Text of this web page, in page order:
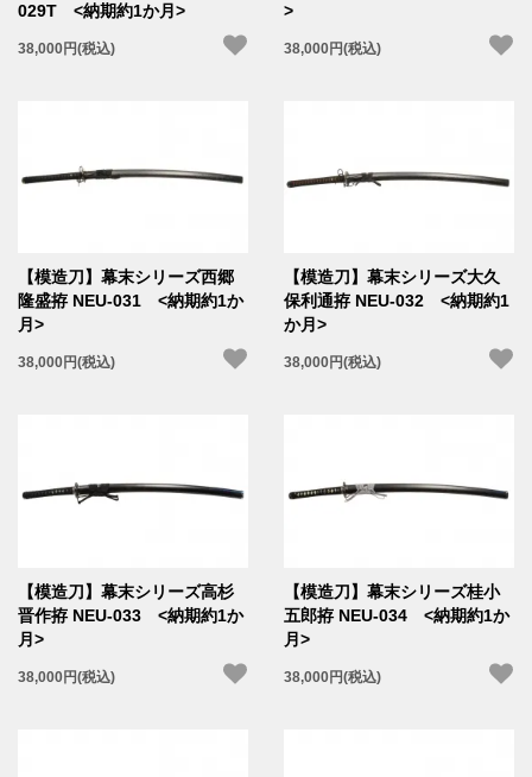
029T <納期約1か月>
38,000円(税込)
>
38,000円(税込)
【模造刀】幕末シリーズ西郷
隆盛拵 NEU-031 <納期約1か
月>
38,000円(税込)
【模造刀】幕末シリーズ大久
保利通拵 NEU-032 <納期約1
か月>
38,000円(税込)
【模造刀】幕末シリーズ高杉
晋作拵 NEU-033 <納期約1か
月>
38,000円(税込)
【模造刀】幕末シリーズ桂小
五郎拵 NEU-034 <納期約1か
月>
38,000円(税込)